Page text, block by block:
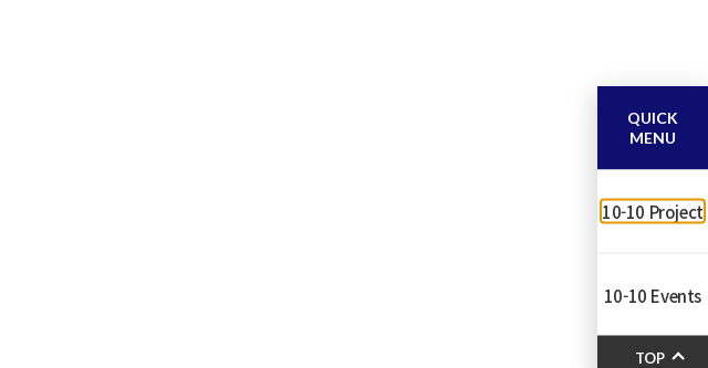
QUICK
MENU
10-10 Project
10-10 Events
TOP